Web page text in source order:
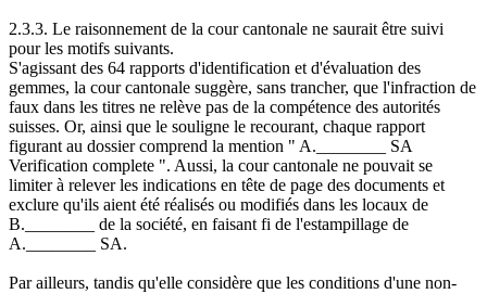
2.3.3. Le raisonnement de la cour cantonale ne saurait être suivi
pour les motifs suivants.
S'agissant des 64 rapports d'identification et d'évaluation des
gemmes, la cour cantonale suggère, sans trancher, que l'infraction de
faux dans les titres ne relève pas de la compétence des autorités
suisses. Or, ainsi que le souligne le recourant, chaque rapport
figurant au dossier comprend la mention " A.________ SA
Verification complete ". Aussi, la cour cantonale ne pouvait se
limiter à relever les indications en tête de page des documents et
exclure qu'ils aient été réalisés ou modifiés dans les locaux de
B.________ de la société, en faisant fi de l'estampillage de
A.________ SA.
Par ailleurs, tandis qu'elle considère que les conditions d'une non-